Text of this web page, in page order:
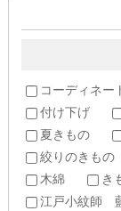
コーディネー
付け下げ
夏きもの
絞りのきもの
木綿
き
江戸小紋師